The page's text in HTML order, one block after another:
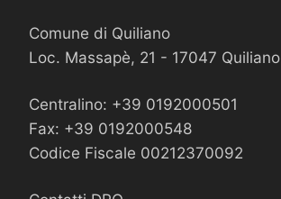
Comune di Quiliano
Loc. Massapè, 21 - 17047 Quiliano
Centralino: +39 0192000501
Fax: +39 0192000548
Codice Fiscale 00212370092